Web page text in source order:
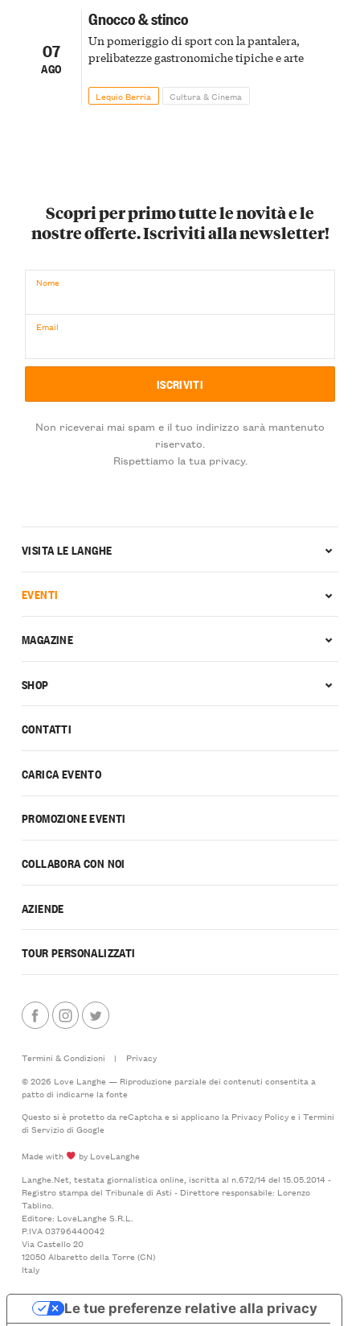
07
AGO
Gnocco & stinco
Un pomeriggio di sport con la pantalera,
prelibatezze gastronomiche tipiche e arte
Lequio Berria Cultura & Cinema
Scopri per primo tutte le novità e le
nostre offerte. Iscriviti alla newsletter!
Nome
Email
Non riceverai mai spam e il tuo indirizzo sarà mantenuto
riservato.
Rispettiamo la tua privacy.
CONTATTI
CARICA EVENTO
PROMOZIONE EVENTI
COLLABORA CON NOI
AZIENDE
TOUR PERSONALIZZATI
VISITA LE LANGHE
EVENTI
MAGAZINE
SHOP
Termini & Condizioni |
Privacy
© 2026 Love Langhe — Riproduzione parziale dei contenuti consentita a
patto di indicarne la fonte
Questo si è protetto da reCaptcha e si applicano la Privacy Policye i Termini
di Serviziodi Google
Made with
by LoveLanghe
Langhe.Net, testata giornalistica online, iscritta al n.672/14 del 15.05.2014 -
Registro stampa del Tribunale di Asti - Direttore responsabile: Lorenzo
Tablino.
Editore: LoveLanghe S.R.L.
P.IVA 03796440042
Via Castello 20
12050 Albaretto della Torre (CN)
Italy
Le tue preferenze relative alla privacy